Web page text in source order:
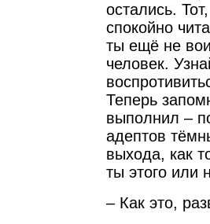
остались.
спокойно
ты ещё не
человек.
Теперь
выполнил –
адептов
выхода, как
ты этого или
– Как это,